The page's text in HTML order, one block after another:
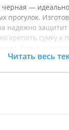
черная —
надежно
крепить сумку к
или рыбалки.
водные
Читать весь